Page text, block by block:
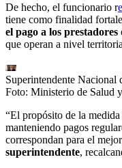
De hecho, el funcionario r
tiene como finalidad
el pago a los prestadores
que operan a nivel
Superintendente
Foto: Ministerio de Salud
“El propósito de la
manteniendo pagos
correspondan para el
superintendente,